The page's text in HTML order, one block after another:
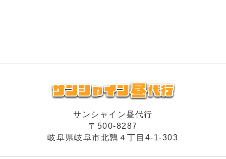
サンシャイン昼代行
〒500-8287
岐阜県岐阜市北鶉４丁目4-1-303